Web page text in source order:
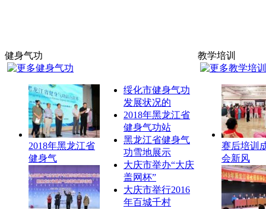
健身气功
2018年黑龙江省
健身气
绥化市健身气功
发展状况的
2018年黑龙江省
健身气功站
黑龙江省健身气
功雪地展示
大庆市举办“大庆
盖网杯”
大庆市举行2016
年百城千村
教学培训
赛后培训
会新风